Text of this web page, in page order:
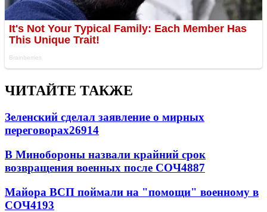
ЧИТАЙТЕ ТАКЖЕ
Зеленский сделал заявление о мирных
переговорах26914
В Минобороны назвали крайний срок
возвращения военных после СОЧ4887
Майора ВСП поймали на "помощи" военному в
СОЧ4193